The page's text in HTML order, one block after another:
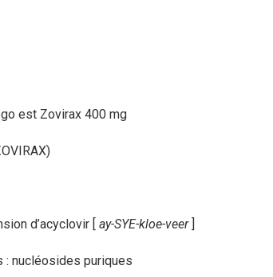
d’acyclovir [ ay-SYE-kloe-veer]
: nucléosides puriques